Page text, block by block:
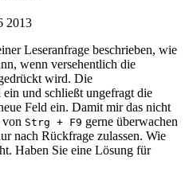
2013
Leseranfrage beschrieben, wie
wenn versehentlich die
wird. Die
und schließt ungefragt die
Feld ein. Damit mir das nicht
von Strg + F9 gerne überwachen
nach Rückfrage zulassen. Wie
Haben Sie eine Lösung für